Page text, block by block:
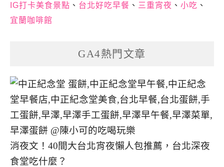
IG打卡美食景點 、 台北好吃早餐 、 三重宵夜 、 小吃 、
宜蘭咖啡館
GA4熱門文章
消夜文！40間大台北宵夜懶人包推薦，台北深夜
食堂吃什麼？